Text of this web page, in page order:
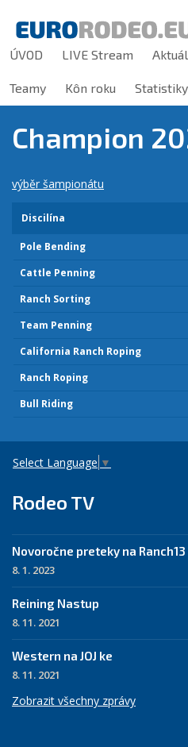
ÚVOD LIVE Stream
Teamy Kôn roku Statistiky
Champion
výběr šampionátu
Discilína
Pole Bending
Cattle Penning
Ranch Sorting
Team Penning
California Ranch Roping
Ranch Roping
Bull Riding
Select Language ▼
Rodeo TV
Novoročne preteky na Ranch13
8. 1. 2023
Reining Nastup
8. 11. 2021
Western na JOJ ke
8. 11. 2021
Zobrazit všechny zprávy